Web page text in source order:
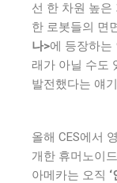
선 한 차원 높은
한 로봇들의 면
나>에 등장하는
래가 아닐 수도
발전했다는 얘
올해 CES에서
개한 휴머노이
아메카는 오직